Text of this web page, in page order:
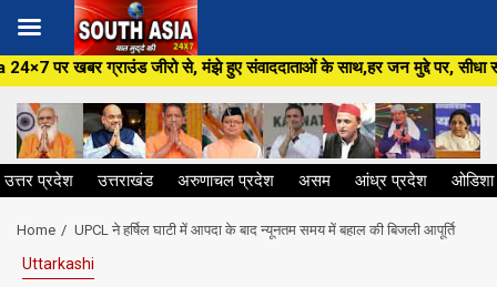
Skip
to
content
जीरो से, मंझे हुए संवाददाताओं के साथ,हर जन मुद्दे पर, सीधा सवाल
उत्तर प्रदेश उत्तराखंड अरुणाचल प्रदेश असम आंध्र प्रदेश ओडिशा
Home UPCL ने हर्षिल घाटी में आपदा के बाद न्यूनतम समय में बहाल की बिजली आपूर्ति
Uttarkashi